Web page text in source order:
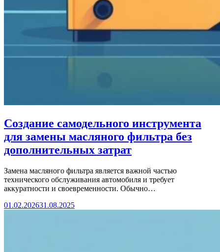
Создание самодельного инструмента
для замены масляного фильтра без
дополнительных затрат
Замена масляного фильтра является важной частью
технического обслуживания автомобиля и требует
аккуратности и своевременности. Обычно…
01.02.202631.08.2025